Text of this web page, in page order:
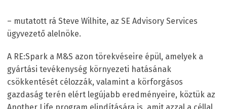
– mutatott rá Steve Wilhite, az SE Advisory Services
ügyvezető alelnöke.
A RE:Spark a M&S azon törekvéseire épül, amelyek a
gyártási tevékenység környezeti hatásának
csökkentését célozzák, valamint a körforgásos
gazdaság terén elért legújabb eredményeire, köztük az